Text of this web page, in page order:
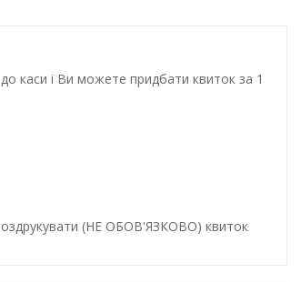
каси і Ви можете придбати квиток за 1
(НЕ ОБОВ'ЯЗКОВО) квиток